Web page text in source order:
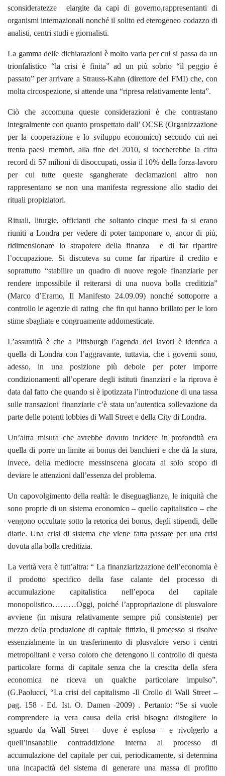
sconsideratezze elargite da capi di governo,rappresentanti di
organismi internazionali nonché il solito ed eterogeneo codazzo di
analisti, centri studi e giornalisti.
La gamma delle dichiarazioni è molto varia per cui si passa da un
trionfalistico “la crisi è finita” ad un più sobrio “il peggio è
passato” per arrivare a Strauss-Kahn (direttore del FMI) che, con
molta circospezione, si attende una “ripresa relativamente lenta”.
Ciò che accomuna queste considerazioni è che contrastano
integralmente con quanto prospettato dall’ OCSE (Organizzazione
per la cooperazione e lo sviluppo economico) secondo cui nei
trenta paesi membri, alla fine del 2010, si toccherebbe la cifra
record di 57 milioni di disoccupati, ossia il 10% della forza-lavoro
per cui tutte queste sgangherate declamazioni altro non
rappresentano se non una manifesta regressione allo stadio dei
rituali propiziatori.
Rituali, liturgie, officianti che soltanto cinque mesi fa si erano
riuniti a Londra per vedere di poter tamponare o, ancor di più,
ridimensionare lo strapotere della finanza e di far ripartire
l’occupazione. Si discuteva su come far ripartire il credito e
soprattutto “stabilire un quadro di nuove regole finanziarie per
rendere impossibile il reiterarsi di una nuova bolla creditizia”
(Marco d’Eramo, Il Manifesto 24.09.09) nonché sottoporre a
controllo le agenzie di rating che fin qui hanno brillato per le loro
stime sbagliate e congruamente addomesticate.
L’assurdità è che a Pittsburgh l’agenda dei lavori è identica a
quella di Londra con l’aggravante, tuttavia, che i governi sono,
adesso, in una posizione più debole per poter imporre
condizionamenti all’operare degli istituti finanziari e la riprova è
data dal fatto che quando si è ipotizzata l’introduzione di una tassa
sulle transazioni finanziarie c’è stata un’autentica sollevazione da
parte delle potenti lobbies di Wall Street e della City di Londra.
Un’altra misura che avrebbe dovuto incidere in profondità era
quella di porre un limite ai bonus dei banchieri e che dà la stura,
invece, della mediocre messinscena giocata al solo scopo di
deviare le attenzioni dall’essenza del problema.
Un capovolgimento della realtà: le diseguaglianze, le iniquità che
sono proprie di un sistema economico – quello capitalistico – che
vengono occultate sotto la retorica dei bonus, degli stipendi, delle
diarie. Una crisi di sistema che viene fatta passare per una crisi
dovuta alla bolla creditizia.
La verità vera è tutt’altra: “ La finanziarizzazione dell’economia è
il prodotto specifico della fase calante del processo di
accumulazione capitalistica nell’epoca del capitale
monopolistico………Oggi, poiché l’appropriazione di plusvalore
avviene (in misura relativamente sempre più consistente) per
mezzo della produzione di capitale fittizio, il processo si risolve
essenzialmente in un trasferimento di plusvalore verso i centri
metropolitani e verso coloro che detengono il controllo di questa
particolare forma di capitale senza che la crescita della sfera
economica ne riceva un qualche particolare impulso”.
(G.Paolucci, “La crisi del capitalismo -Il Crollo di Wall Street –
pag. 158 - Ed. Ist. O. Damen -2009) . Pertanto: “Se si vuole
comprendere la vera causa della crisi bisogna distogliere lo
sguardo da Wall Street – dove è esplosa – e rivolgerlo a
quell’insanabile contraddizione interna al processo di
accumulazione del capitale per cui, periodicamente, si determina
una incapacità del sistema di generare una massa di profitto